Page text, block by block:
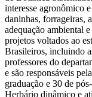
interesse agronômico
daninhas, forrageiras,
adequação ambiental
projetos voltados ao
Brasileiros, incluindo
professores do
e são responsáveis
graduação e 30 de
Herbário dinâmico e